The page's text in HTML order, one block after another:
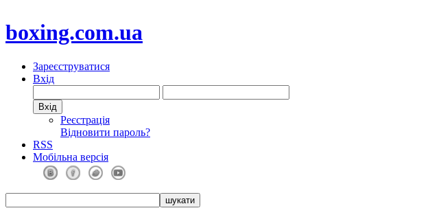
boxing.com.ua
Зареєструватися
Вхід
Реєстрація
Відновити пароль?
RSS
Мобільна версія